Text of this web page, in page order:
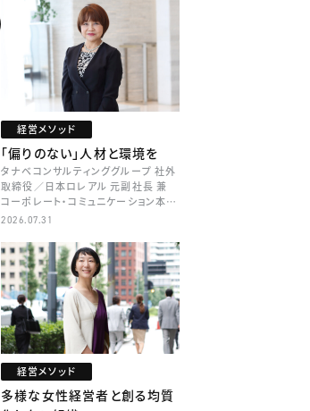
経営メソッド
「偏りのない」人材と環境を
タナベコンサルティンググループ 社外
取締役／日本ロレアル 元副社長 兼
コーポレート・コミュニケーション本部
本部長／キャリアコンサルタント 井村
2026.07.31
経営メソッド
多様な女性経営者と創る均質